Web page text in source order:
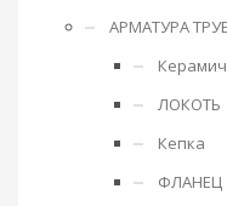
АРМАТУРА
ЛОКОТЬ
Кепка
ФЛАНЕЦ